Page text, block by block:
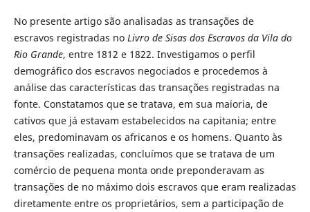
No presente artigo são analisadas as transações de
escravos registradas no Livro de Sisas dos Escravos da Vila do
Rio Grande, entre 1812 e 1822. Investigamos o perfil
demográfico dos escravos negociados e procedemos à
análise das características das transações registradas na
fonte. Constatamos que se tratava, em sua maioria, de
cativos que já estavam estabelecidos na capitania; entre
eles, predominavam os africanos e os homens. Quanto às
transações realizadas, concluímos que se tratava de um
comércio de pequena monta onde preponderavam as
transações de no máximo dois escravos que eram realizadas
diretamente entre os proprietários, sem a participação de